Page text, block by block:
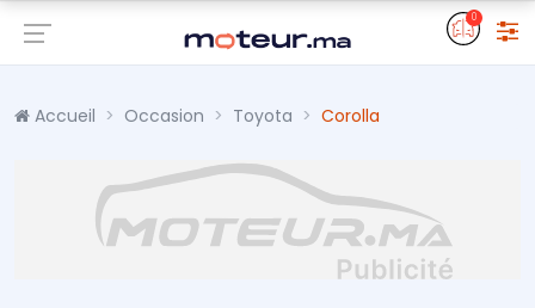
0
Accueil Occasion Toyota Corolla